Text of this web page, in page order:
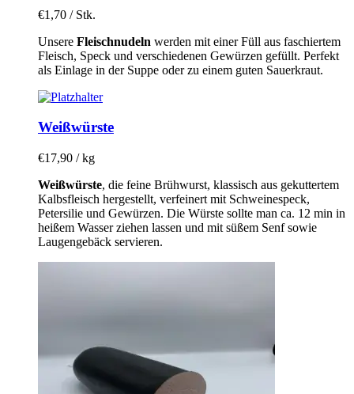
€1,70 / Stk.
Unsere Fleischnudeln werden mit einer Füll aus faschiertem
Fleisch, Speck und verschiedenen Gewürzen gefüllt. Perfekt
als Einlage in der Suppe oder zu einem guten Sauerkraut.
Weißwürste
€17,90 / kg
Weißwürste, die feine Brühwurst, klassisch aus gekuttertem
Kalbsfleisch hergestellt, verfeinert mit Schweinespeck,
Petersilie und Gewürzen. Die Würste sollte man ca. 12 min in
heißem Wasser ziehen lassen und mit süßem Senf sowie
Laugengebäck servieren.